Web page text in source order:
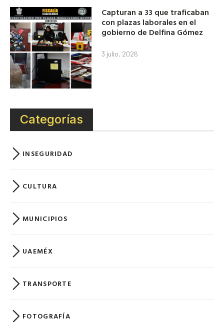
Capturan a 33 que traficaban
con plazas laborales en el
gobierno de Delfina Gómez
3 julio, 2026
Categorías
INSEGURIDAD
CULTURA
MUNICIPIOS
UAEMÉX
TRANSPORTE
FOTOGRAFÍA